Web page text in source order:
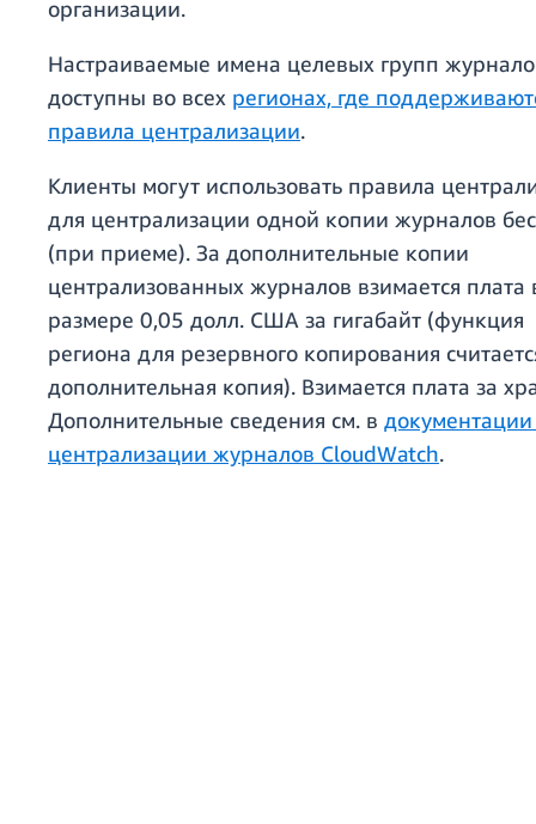
организации.
Настраиваемые имена целевых групп
доступны во всех регионах, где
правила централизации.
Клиенты могут использовать правила
для централизации одной копии журналов
(при приеме). За дополнительные копии
централизованных журналов взимается плата
размере 0,05 долл. США за гигабайт (функция
региона для резервного копирования
дополнительная копия). Взимается плата за
Дополнительные сведения см. в
централизации журналов CloudWatch.